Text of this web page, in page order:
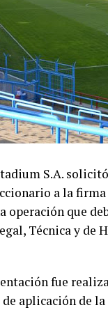
S.A.
a la
que
Técnica y de
fue
aplicación de